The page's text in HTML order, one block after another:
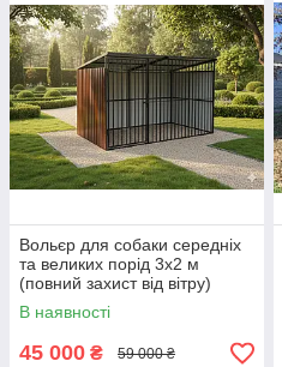
Вольєр для собаки середніх
та великих порід 3х2 м
(повний захист від вітру)
В наявності
45 000 ₴ 59 000 ₴